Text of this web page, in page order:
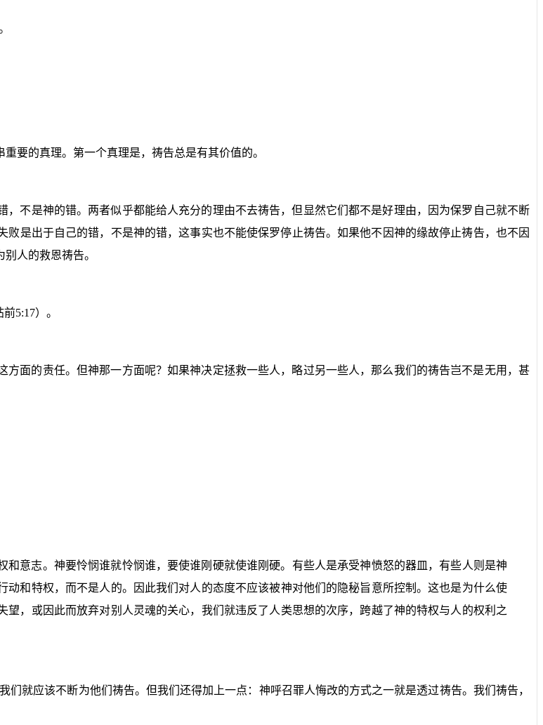
要的真理。第一个真理是，祷告总是有其价值的。
，不是神的错。两者似乎都能给人充分的理由不去祷告，但显然它们都不是好理由，因为保罗自己就不断
是出于自己的错，不是神的错，这事实也不能使保罗停止祷告。如果他不因神的缘故停止祷告，也不因
人的救恩祷告。
前5:17）。
面的责任。但神那一方面呢？如果神决定拯救一些人，略过另一些人，那么我们的祷告岂不是无用，甚
意志。神要怜悯谁就怜悯谁，要使谁刚硬就使谁刚硬。有些人是承受神愤怒的器皿，有些人则是神
和特权，而不是人的。因此我们对人的态度不应该被神对他们的隐秘旨意所控制。这也是为什么使
，或因此而放弃对别人灵魂的关心，我们就违反了人类思想的次序，跨越了神的特权与人的权利之
就应该不断为他们祷告。但我们还得加上一点：神呼召罪人悔改的方式之一就是透过祷告。我们祷告，